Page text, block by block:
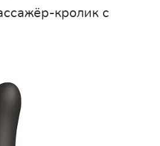
кролик с